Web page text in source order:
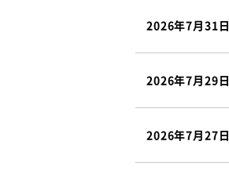
2026年7月31日
2026年7月29日
2026年7月27日